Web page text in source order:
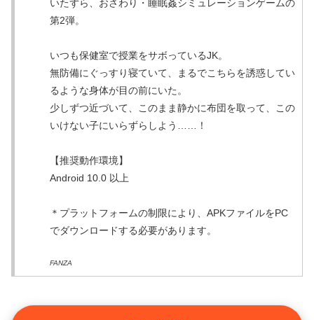
いたずら、おさわり・睡眠姦シミュレーションゲームの
第2弾。
いつも保健室で授業をサボっているJK。
無防備にぐっすり寝ていて、まるでこちらを誘惑してい
るような身体が目の前にいた。
少しずつ近づいて、このまま静かに布団を取って、この
いけない子にいらずらしよう……！
【推奨動作環境】
Android 10.0 以上
＊プラットフォームの制限により、APKファイルをPC
でダウンロードする必要があります。
FANZA